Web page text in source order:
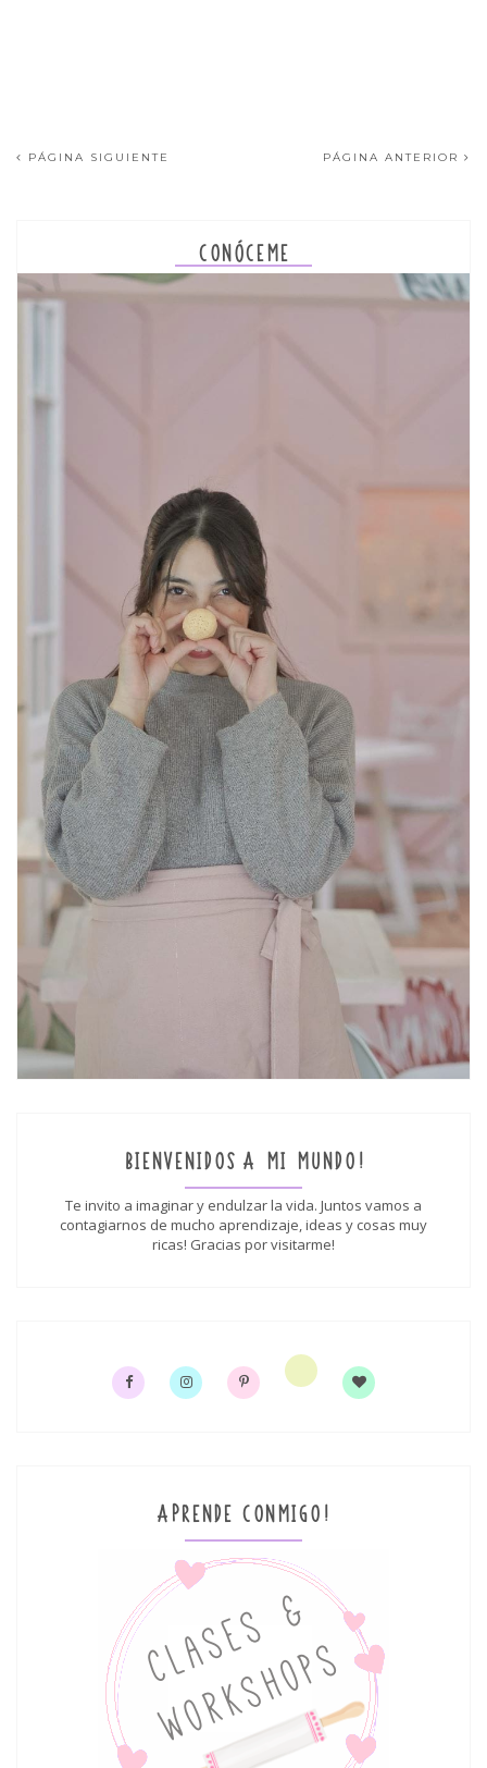
PÁGINA SIGUIENTE PÁGINA ANTERIOR
CONÓCEME
BIENVENIDOS A MI MUNDO!
Te invito a imaginar y endulzar la vida. Juntos vamos a
contagiarnos de mucho aprendizaje, ideas y cosas muy
ricas! Gracias por visitarme!
APRENDE CONMIGO!